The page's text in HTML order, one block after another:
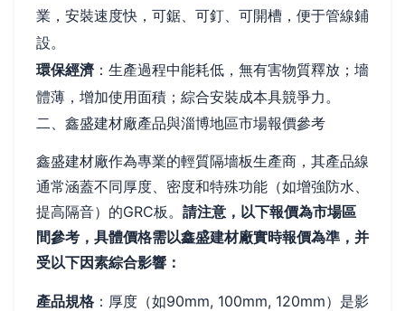
業，安裝速度快，可鋸、可釘、可開槽，便于管線鋪
設。
環保經濟：生產過程中能耗低，無有害物質釋放；墻
體薄，增加使用面積；綜合安裝成本具競爭力。
二、鑫盛建材廠產品與淄博地區市場報價參考
鑫盛建材廠作為專業的輕質隔墻板生產商，其產品線
通常涵蓋不同厚度、密度和特殊功能（如增強防水、
提高隔音）的GRC板。 請注意，以下報價為市場區
間參考，具體價格需以鑫盛建材廠實時報價為準，并
受以下因素綜合影響：
產品規格 ：厚度（如90mm, 100mm, 120mm）是影